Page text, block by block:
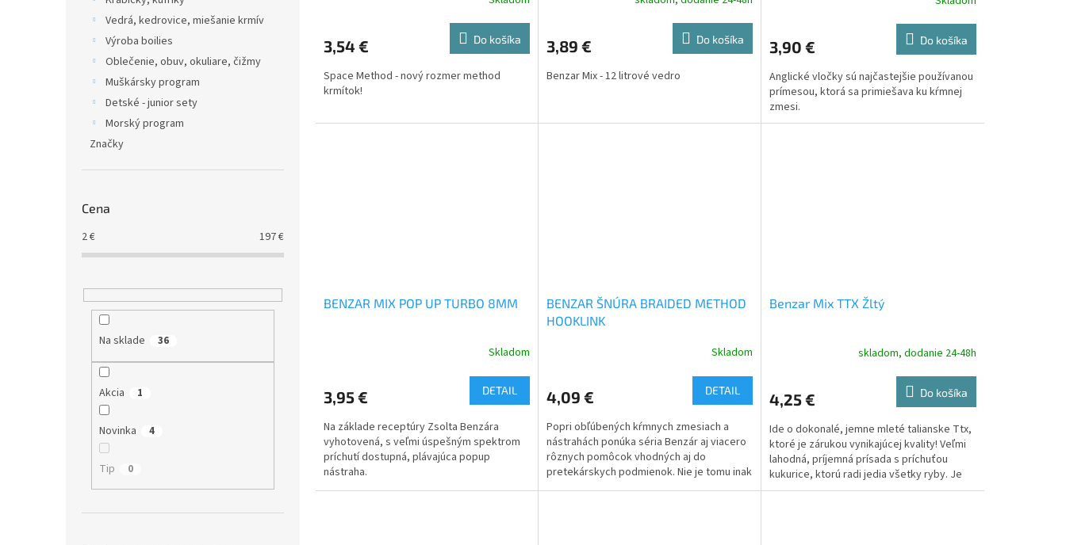
Vedrá, kedrovice, miešanie krmív
Výroba boilies
Oblečenie, obuv, okuliare, čižmy
Muškársky program
Detské - junior sety
Morský program
Značky
Cena
2€ 197€
Na sklade 36
Akcia 1
Novinka 4
Tip 0
3,54 € Do košíka
Space Method - nový rozmer method
krmítok!
3,89 € Do košíka
Benzar Mix - 12 litrové vedro
3,90 € Do košíka
Anglické vločky sú najčastejšie používanou
prímesou, ktorá sa primiešava ku kŕmnej
zmesi.
BENZAR MIX POP UP TURBO 8MM
Skladom
3,95 € DETAIL
Na základe receptúry Zsolta Benzára
vyhotovená, s veľmi úspešným spektrom
príchutí dostupná, plávajúca popup
nástraha.
BENZAR ŠNÚRA BRAIDED METHOD
HOOKLINK
Skladom
4,09 € DETAIL
Popri obľúbených kŕmnych zmesiach a
nástrahách ponúka séria Benzár aj viacero
rôznych pomôcok vhodných aj do
pretekárskych podmienok. Nie je tomu inak
ani v prípade tohto produktu
Benzar Mix TTX Žltý
skladom, dodanie 24-48h
4,25 € Do košíka
Ide o dokonalé, jemne mleté ​​talianske Ttx,
ktoré je zárukou vynikajúcej kvality! Veľmi
lahodná, príjemná prísada s príchuťou
kukurice, ktorú radi jedia všetky ryby. Je
to...